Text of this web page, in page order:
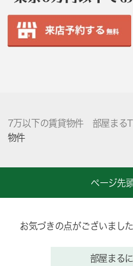
7万以下の賃貸物件 部屋まる
物件
ページ先
お気づきの点がございまし
部屋まる